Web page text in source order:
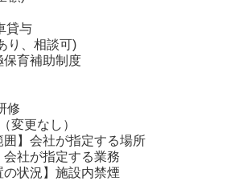
貸与
り、相談可)
保育補助制度
修
変更なし）
囲】会社が指定する場所
会社が指定する業務
の状況】施設内禁煙